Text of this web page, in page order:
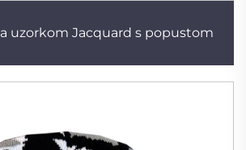
uzorkom Jacquard s popustom